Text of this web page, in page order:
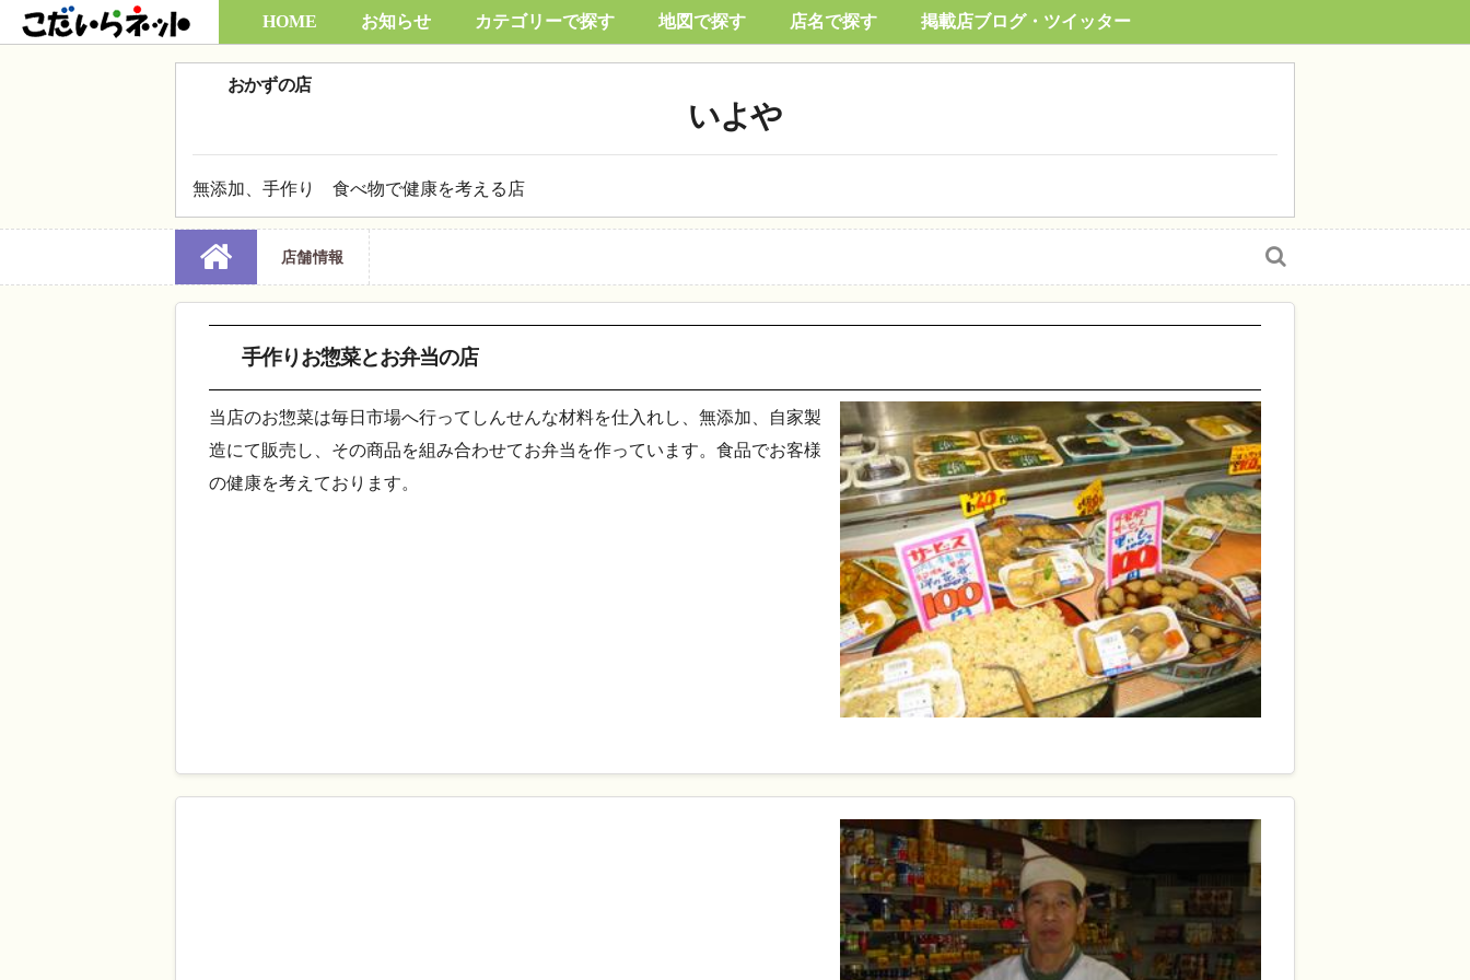
Skip
to
HOME お知らせ カテゴリーで探す 地図で探す 店名で探す 掲載店ブログ・ツイッター
おかずの店
いよや
無添加、手作り 食べ物で健康を考える店
店舗情報
手作りお惣菜とお弁当の店
当店のお惣菜は毎日市場へ行ってしんせんな材料を仕入れし、無添加、自家製
造にて販売し、その商品を組み合わせてお弁当を作っています。食品でお客様
の健康を考えております。